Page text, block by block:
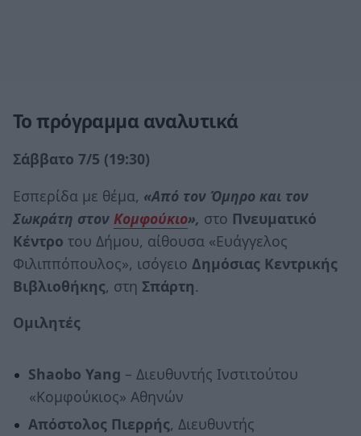
Το πρόγραμμα αναλυτικά
Σάββατο 7/5 (19:30)
Εσπερίδα με θέμα, «Από τον Όμηρο και τον
Σωκράτη στον Κομφούκιο», στο Πνευματικό
Κέντρο του Δήμου, αίθουσα «Ευάγγελος
Φιλιππόπουλος», ισόγειο Δημόσιας Κεντρικής
Βιβλιοθήκης, στη Σπάρτη.
Ομιλητές
Shaobo Yang – Διευθυντής Ινστιτούτου
«Κομφούκιος» Αθηνών
Απόστολος Πιερρής, Διευθυντής